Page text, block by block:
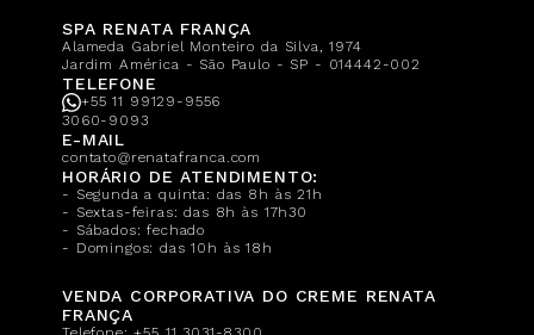
SPA RENATA FRANÇA
Alameda Gabriel Monteiro da Silva, 1974
Jardim América - São Paulo - SP - 014442-002
TELEFONE
+55 11 99129-9556
3060-9093
E-MAIL
contato@renatafranca.com
HORÁRIO DE ATENDIMENTO:
- Segunda a quinta: das 8h às 21h
- Sextas-feiras: das 8h às 17h30
- Sábados: fechado
- Domingos: das 10h às 18h
VENDA CORPORATIVA DO CREME RENATA
FRANÇA